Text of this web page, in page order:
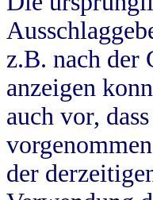
z.B. nach der
anzeigen
auch vor,
der